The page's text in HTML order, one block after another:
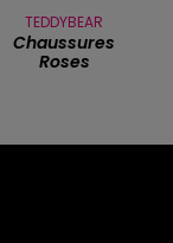
TEDDYBEAR
Chaussures
Roses